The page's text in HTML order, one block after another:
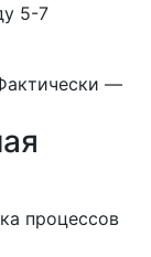
5-7
—
процессов